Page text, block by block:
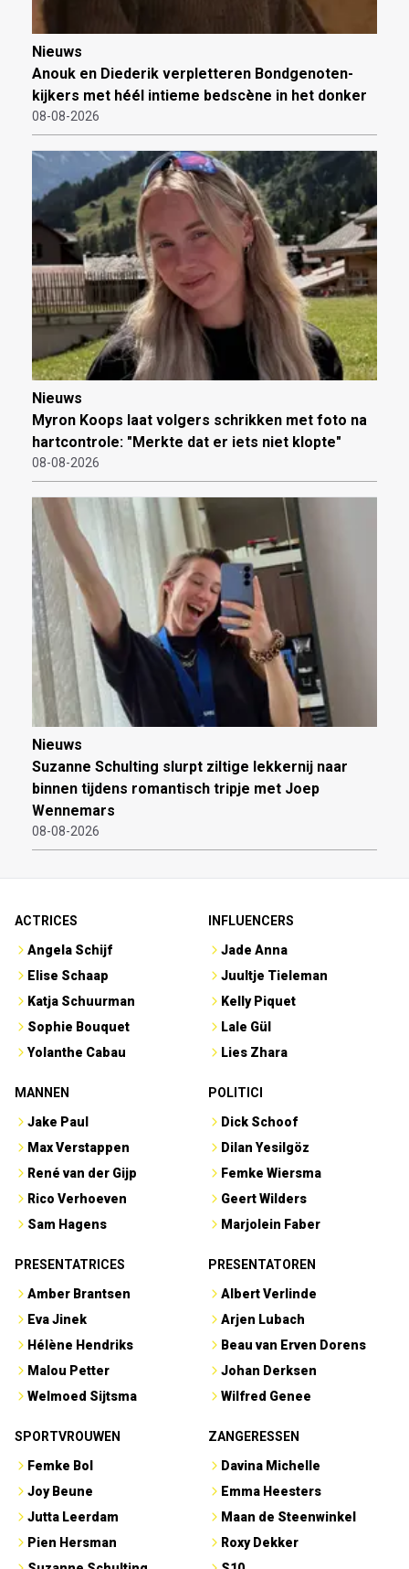
Nieuws
Anouk en Diederik verpletteren Bondgenoten-
kijkers met héél intieme bedscène in het donker
08-08-2026
Nieuws
Myron Koops laat volgers schrikken met foto na
hartcontrole: "Merkte dat er iets niet klopte"
08-08-2026
Nieuws
Suzanne Schulting slurpt ziltige lekkernij naar
binnen tijdens romantisch tripje met Joep
Wennemars
08-08-2026
ACTRICES
Angela Schijf
Elise Schaap
Katja Schuurman
Sophie Bouquet
Yolanthe Cabau
INFLUENCERS
Jade Anna
Juultje Tieleman
Kelly Piquet
Lale Gül
Lies Zhara
MANNEN
Jake Paul
Max Verstappen
René van der Gijp
Rico Verhoeven
Sam Hagens
POLITICI
Dick Schoof
Dilan Yesilgöz
Femke Wiersma
Geert Wilders
Marjolein Faber
PRESENTATRICES
Amber Brantsen
Eva Jinek
Hélène Hendriks
Malou Petter
Welmoed Sijtsma
PRESENTATOREN
Albert Verlinde
Arjen Lubach
Beau van Erven Dorens
Johan Derksen
Wilfred Genee
SPORTVROUWEN
Femke Bol
Joy Beune
Jutta Leerdam
Pien Hersman
ZANGERESSEN
Davina Michelle
Emma Heesters
Maan de Steenwinkel
Roxy Dekker